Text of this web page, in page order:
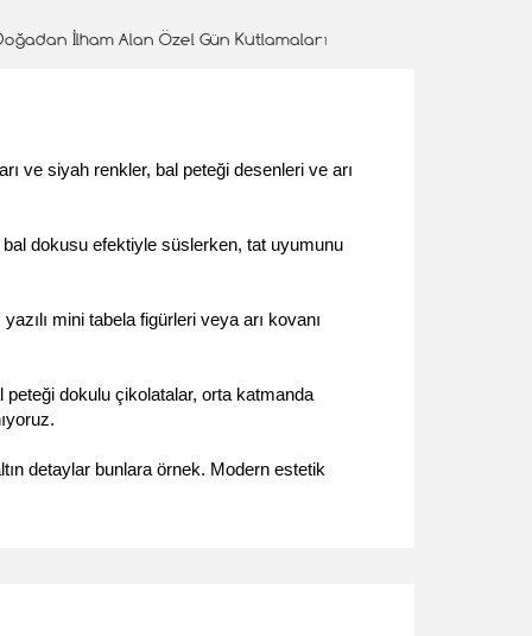
İlham Alan Özel Gün Kutlamaları
ve siyah renkler, bal peteği desenleri ve arı
bal dokusu efektiyle süslerken, tat uyumunu
mini tabela figürleri veya arı kovanı
peteği dokulu çikolatalar, orta katmanda
detaylar bunlara örnek. Modern estetik